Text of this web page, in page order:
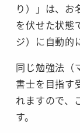
り）」は、お
を伏せた状態
ジ）に自動的
同じ勉強法（
書士を目指す
れますので、
す。